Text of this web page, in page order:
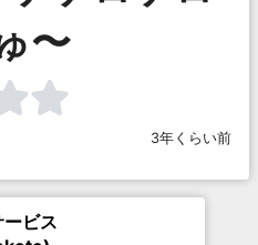
〜
3年くらい前
ビス